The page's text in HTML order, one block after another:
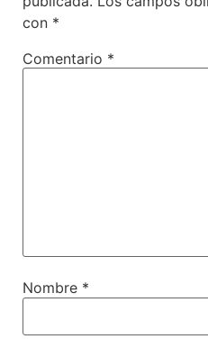
con *
Comentario *
Nombre *